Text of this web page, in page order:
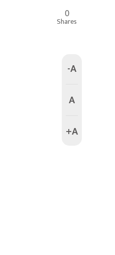
0
Shares
-A
A
+A